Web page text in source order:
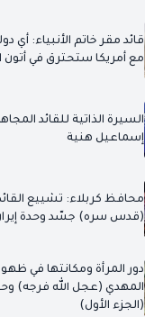
قائد مقر خاتم الأنبياء: أي
مع أمريكا ستحترق في أتون
السيرة الذاتية للقائد
إسماعيل هنية
محافظ كربلاء: تشييع
(قدس سره) جسّد وحدة
دور المرأة ومكانتها في
المهدي (عجل الله فرجه)
(الجزء الأول)